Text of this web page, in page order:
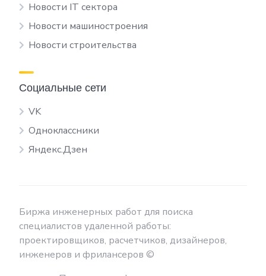
Новости IT сектора
Новости машиностроения
Новости строительства
Социальные сети
VK
Одноклассники
Яндекс.Дзен
Биржа инженерных работ для поиска
специалистов удаленной работы:
проектировщиков, расчетчиков, дизайнеров,
инженеров и фрилансеров ©